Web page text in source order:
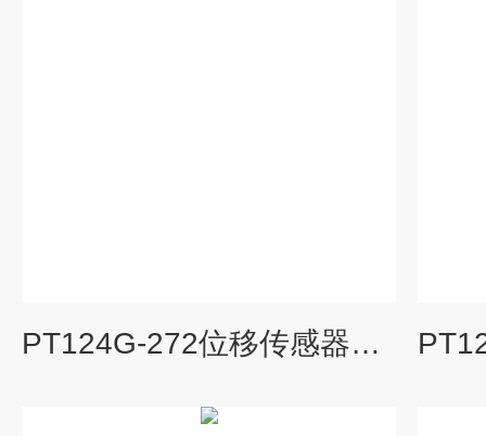
PT124G-272位移传感器特点